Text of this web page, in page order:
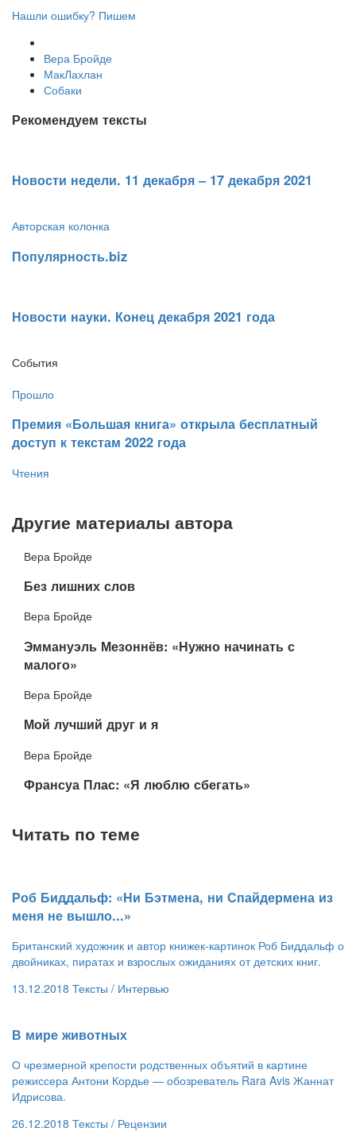
Нашли ошибку? Пишем
Вера Бройде
МакЛахлан
Собаки
Рекомендуем тексты
​Новости недели. 11 декабря – 17 декабря 2021
Авторская колонка
Популярность.biz
​Новости науки. Конец декабря 2021 года
События
Прошло
​Премия «Большая книга» открыла бесплатный
доступ к текстам 2022 года
Чтения
Другие материалы автора
Вера Бройде
​Без лишних слов
Вера Бройде
Эммануэль Мезоннёв: «Нужно начинать с
малого»
Вера Бройде
​Мой лучший друг и я
Вера Бройде
​Франсуа Плас: «Я люблю сбегать»
Читать по теме
​Роб Биддальф: «Ни Бэтмена, ни Спайдермена из
меня не вышло...»
Британский художник и автор книжек-картинок Роб Биддальф о
двойниках, пиратах и взрослых ожиданиях от детских книг.
13.12.2018 Тексты / Интервью
​В мире животных
О чрезмерной крепости родственных объятий в картине
режиссера Антони Кордье — обозреватель Rara Avis Жаннат
Идрисова.
26.12.2018 Тексты / Рецензии